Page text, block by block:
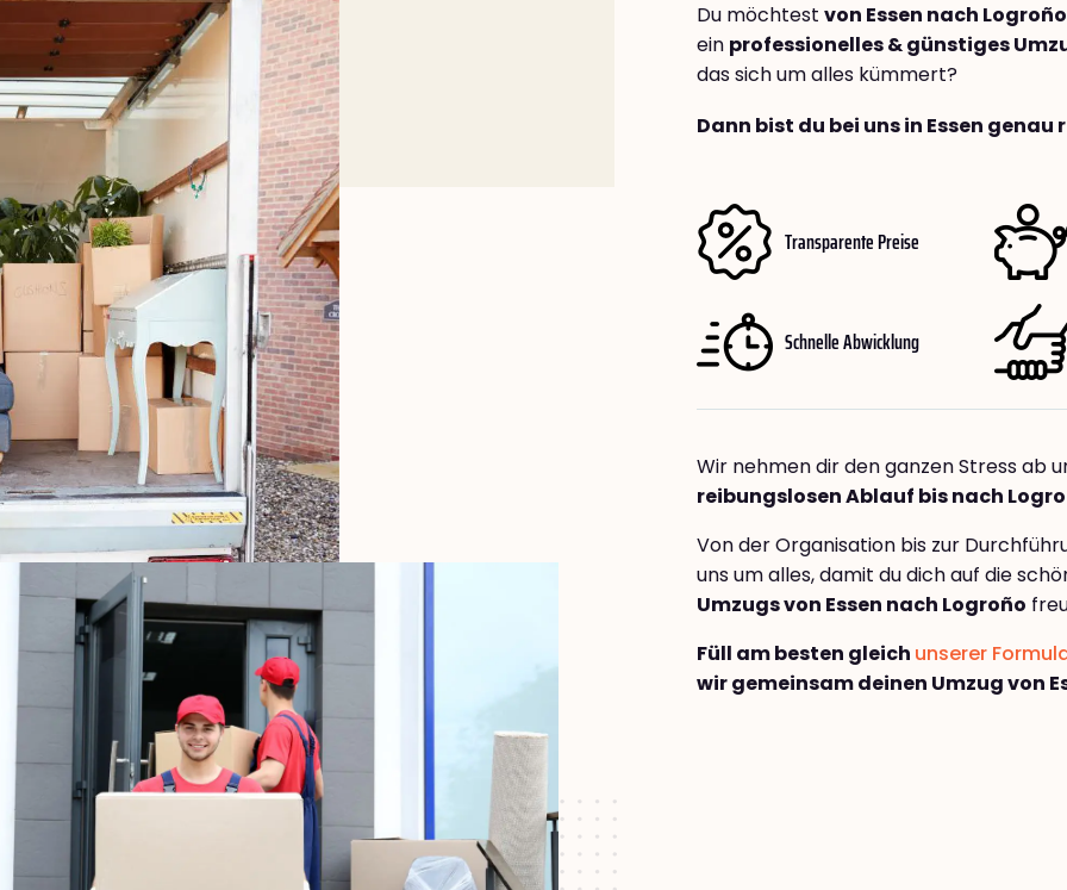
Du möchtest von Essen nach Logroño
ein professionelles & günstiges
das sich um alles kümmert?
Dann bist du bei uns in Essen
Transparente Preise
Schnelle Abwicklung
Wir nehmen dir den ganzen Stress ab
reibungslosen Ablauf bis nach
Von der Organisation bis zur
uns um alles, damit du dich auf die
Umzugs von Essen nach Logroño
Füll am besten gleich unserer
wir gemeinsam deinen Umzug von